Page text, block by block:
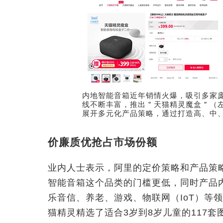
内地智能音箱近年销情火爆，吸引多家
线不断丰富，推出＂天猫精灵魔盒＂（
展开多元化产品策略，通过打造高、中
价廉质优抢占市场份额
业内人士表示，阿里的定价策略和产品
智能音箱这个品类的门槛更低，同时产
乐音信、养老、游戏、物联网（IoT）等
猫精灵精选了适合3岁到8岁儿童的117套